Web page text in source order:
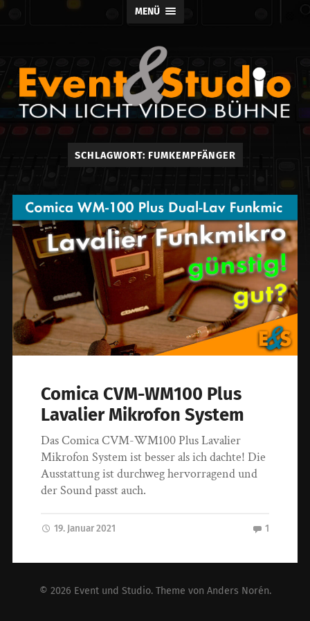
MENÜ
Event
und
Studio
SCHLAGWORT: FUMKEMPFÄNGER
Comica CVM-WM100 Plus
Lavalier Mikrofon System
Das Comica CVM-WM100 Plus Lavalier
Mikrofon System ist besser als ich dachte! Die
Ausstattung ist durchweg hervorragend und
der Sound passt auch.
19. Januar 2021 1
© 2026 Event und Studio. Theme von Anders Norén.